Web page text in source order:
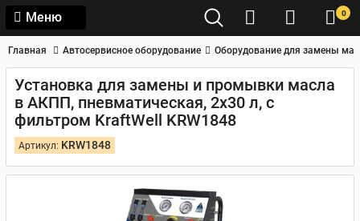
Меню 0
Главная Автосервисное оборудование Оборудование для замены
Установка для замены и промывки масла
в АКПП, пневматическая, 2x30 л, с
фильтром KraftWell KRW1848
Артикул: KRW1848